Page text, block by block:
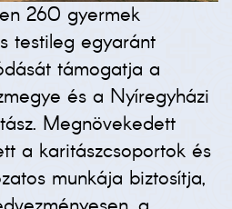
260 gyermek
testileg egyaránt
támogatja a
és a Nyíregyházi
Megnövekedett
a karitászcsoportok és
munkája biztosítja,